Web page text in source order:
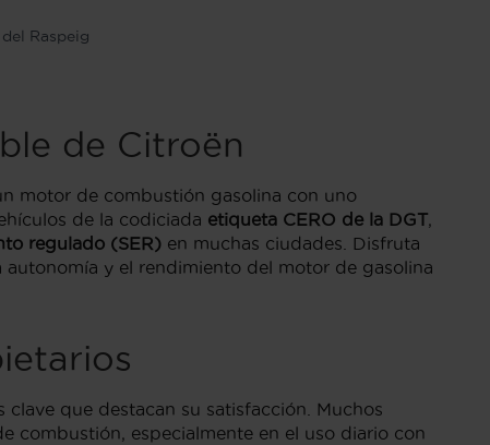
Raspeig
de Citroën
motor de combustión gasolina con uno
de la codiciada etiqueta CERO de la DGT,
regulado (SER) en muchas ciudades. Disfruta
y el rendimiento del motor de gasolina
que destacan su satisfacción. Muchos
combustión, especialmente en el uso diario con